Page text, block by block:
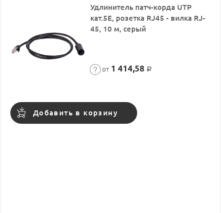
Удлинитель патч-корда UTP
кат.5E, розетка RJ45 - вилка RJ-
45, 10 м, серый
от 1 414,58 Р
Добавить в корзину